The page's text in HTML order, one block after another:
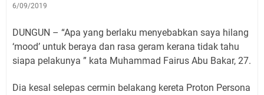
6/09/2019
DUNGUN – “Apa yang berlaku menyebabkan saya hilang
‘mood’ untuk beraya dan rasa geram kerana tidak tahu
siapa pelakunya ” kata Muhammad Fairus Abu Bakar, 27.
Dia kesal selepas cermin belakang kereta Proton Persona